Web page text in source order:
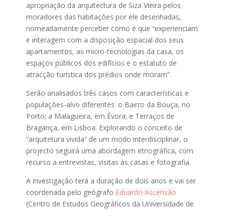
apropriação da arquitectura de Siza Vieira pelos
moradores das habitações por ele desenhadas,
nomeadamente perceber como é que “experienciam
e interagem com a disposição espacial dos seus
apartamentos, as micro-tecnologias da casa, os
espaços públicos dos edifícios e o estatuto de
atracção turística dos prédios onde moram”.
Serão analisados três casos com características e
populações-alvo diferentes: o Bairro da Bouça, no
Porto; a Malagueira, em Évora; e Terraços de
Bragança, em Lisboa. Explorando o conceito de
“arquitetura vivida” de um modo interdisciplinar, o
projecto seguirá uma abordagem etnográfica, com
recurso a entrevistas, visitas às casas e fotografia.
A investigação terá a duração de dois anos e vai ser
coordenada pelo geógrafo Eduardo Ascensão
(Centro de Estudos Geográficos da Universidade de